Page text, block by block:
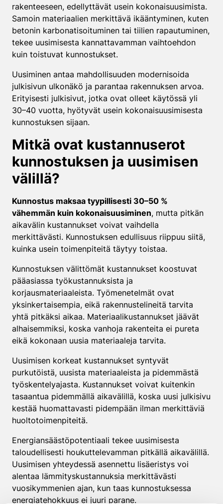
rakenteeseen, edellyttävät usein kokonaisuusimista.
Samoin materiaalien merkittävä ikääntyminen, kuten
betonin karbonatisoituminen tai tiilien rapautuminen,
tekee uusimisesta kannattavamman vaihtoehdon
kuin toistuvat kunnostukset.
Uusiminen antaa mahdollisuuden modernisoida
julkisivun ulkonäkö ja parantaa rakennuksen arvoa.
Erityisesti julkisivut, jotka ovat olleet käytössä yli
30–40 vuotta, hyötyvät usein kokonaisuusimisesta
kunnostuksen sijaan.
Mitkä ovat kustannuserot
kunnostuksen ja uusimisen
välillä?
Kunnostus maksaa tyypillisesti 30–50 %
vähemmän kuin kokonaisuusiminen, mutta pitkän
aikavälin kustannukset voivat vaihdella
merkittävästi. Kunnostuksen edullisuus riippuu siitä,
kuinka usein toimenpiteitä täytyy toistaa.
Kunnostuksen välittömät kustannukset koostuvat
pääasiassa työkustannuksista ja
korjausmateriaaleista. Työmenetelmät ovat
yksinkertaisempia, eikä rakennustelineitä tarvita
yhtä pitkäksi aikaa. Materiaalikustannukset jäävät
alhaisemmiksi, koska vanhoja rakenteita ei pureta
eikä kokonaan uusia materiaaleja tarvita.
Uusimisen korkeat kustannukset syntyvät
purkutöistä, uusista materiaaleista ja pidemmästä
työskentelyajasta. Kustannukset voivat kuitenkin
tasaantua pidemmällä aikavälillä, koska uusi julkisivu
kestää huomattavasti pidempään ilman merkittäviä
huoltotoimenpiteitä.
Energiansäästöpotentiaali tekee uusimisesta
taloudellisesti houkuttelevamman pitkällä aikavälillä.
Uusimisen yhteydessä asennettu lisäeristys voi
alentaa lämmityskustannuksia merkittävästi
vuosikymmenien ajan, kun taas kunnostuksessa
energiatehokkuus ei juuri parane.